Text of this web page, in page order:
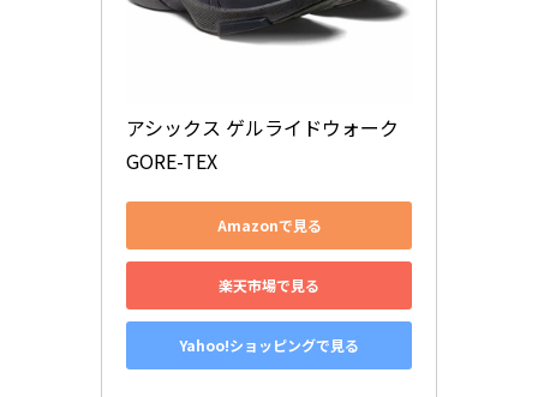
アシックス ゲルライドウォーク
GORE-TEX
Amazonで見る
楽天市場で見る
Yahoo!ショッピングで見る